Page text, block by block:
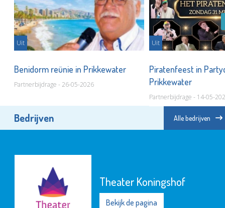
Uit
Benidorm reünie in Prikkewater
Partnerbijdrage - 26-05-2026
Uit
Piratenfeest in
Prikkewater
Partnerbijdrage - 14-05-
Bedrijven Alle bedrijven
Fundament Advies
Bekijk de pagina